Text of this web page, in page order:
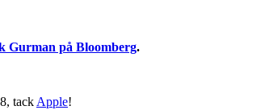
Gurman på Bloomberg.
tack Apple!